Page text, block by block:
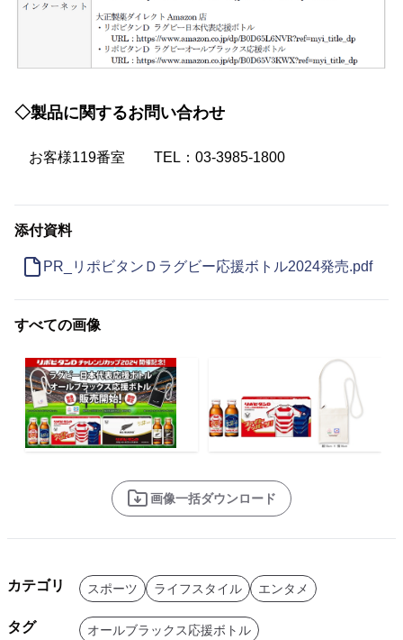
◇製品に関するお問い合わせ
お客様119番室 TEL：03-3985-1800
添付資料
PR_リポビタンＤラグビー応援ボトル2024発売.pdf
すべての画像
画像一括ダウンロード
カテゴリ スポーツ ライフスタイル エンタメ
タグ
オールブラックス応援ボトル